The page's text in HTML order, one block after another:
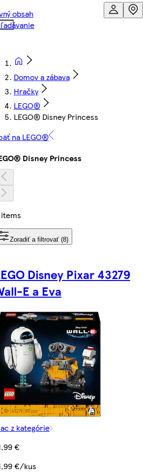
obsah
Domov a zábava
Hračky
LEGO®
LEGO® Disney Princess
na LEGO®
Disney Princess
Zoradiť a filtrovať (8)
Disney Pixar 43279
E a Eva
z kategórie
€
€/kus